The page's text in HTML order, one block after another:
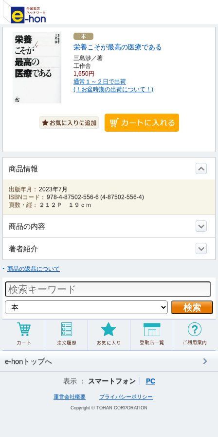
栄養こそが最高の医療である
三島渉／著
工作舎
1,650円
通常１～２日で出荷
(！お盆時期の出荷について！)
商品情報
出版年月： 2023年7月
ISBNコード： 978-4-87502-556-6 (4-87502-556-4)
頁数・縦：
２１２Ｐ １９ｃｍ
商品の内容
著者紹介
商品の返品について
e-honトップへ
表示 ： スマートフォン PC
運営会社概要 プライバシーポリシー
Copyright © TOHAN CORPORATION